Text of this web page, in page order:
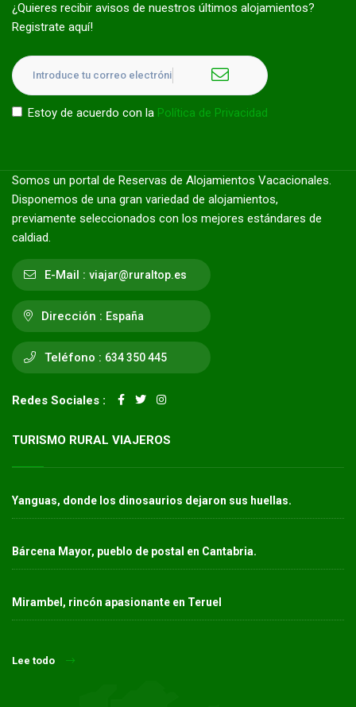
¿Quieres recibir avisos de nuestros últimos alojamientos?
Registrate aquí!
Estoy de acuerdo con la Política de Privacidad
Somos un portal de Reservas de Alojamientos Vacacionales.
Disponemos de una gran variedad de alojamientos,
previamente seleccionados con los mejores estándares de
caldiad.
E-Mail : viajar@ruraltop.es
Dirección : España
Teléfono : 634 350 445
Redes Sociales :
TURISMO RURAL VIAJEROS
Yanguas, donde los dinosaurios dejaron sus huellas.
Bárcena Mayor, pueblo de postal en Cantabria.
Mirambel, rincón apasionante en Teruel
Lee todo